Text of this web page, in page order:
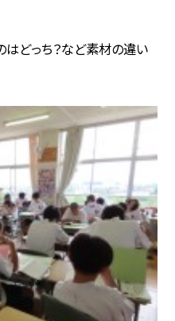
はどっち？など素材の違い